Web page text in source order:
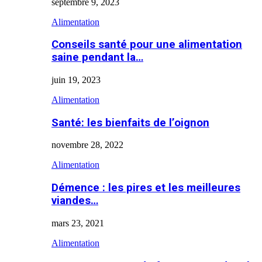
Alimentation
Conseils santé pour une alimentation
saine pendant la…
juin 19, 2023
Alimentation
Santé: les bienfaits de l’oignon
novembre 28, 2022
Alimentation
Démence : les pires et les meilleures
viandes…
mars 23, 2021
Alimentation